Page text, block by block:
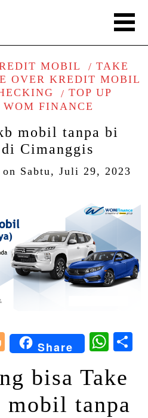
MOBIL
TAKE
OVER KREDIT MOBIL
TOP UP
FINANCE
mobil tanpa bi
Cimanggis
on Sabtu, Juli 29, 2023
Blogger
Share
bisa Take
tanpa